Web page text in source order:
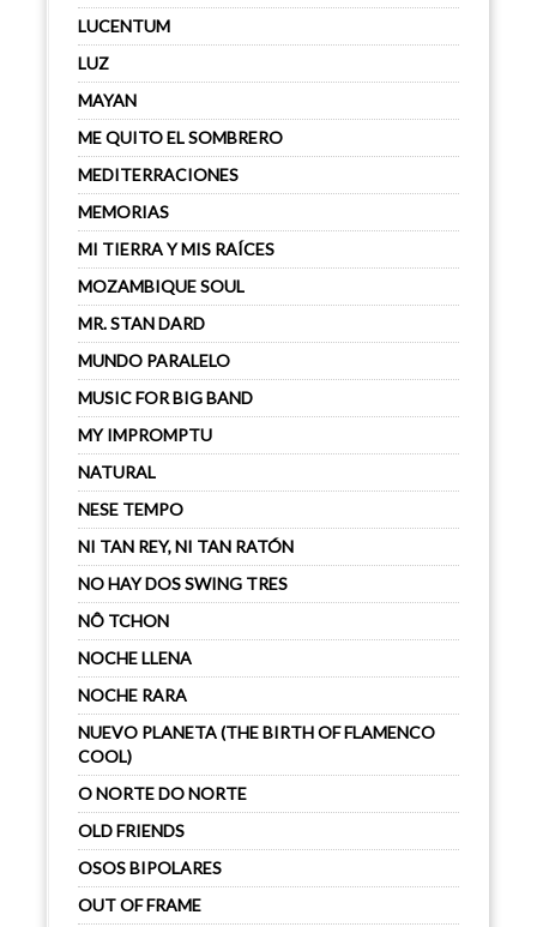
LUCENTUM
LUZ
MAYAN
ME QUITO EL SOMBRERO
MEDITERRACIONES
MEMORIAS
MI TIERRA Y MIS RAÍCES
MOZAMBIQUE SOUL
MR. STAN DARD
MUNDO PARALELO
MUSIC FOR BIG BAND
MY IMPROMPTU
NATURAL
NESE TEMPO
NI TAN REY, NI TAN RATÓN
NO HAY DOS SWING TRES
NÔ TCHON
NOCHE LLENA
NOCHE RARA
NUEVO PLANETA (THE BIRTH OF FLAMENCO
COOL)
O NORTE DO NORTE
OLD FRIENDS
OSOS BIPOLARES
OUT OF FRAME